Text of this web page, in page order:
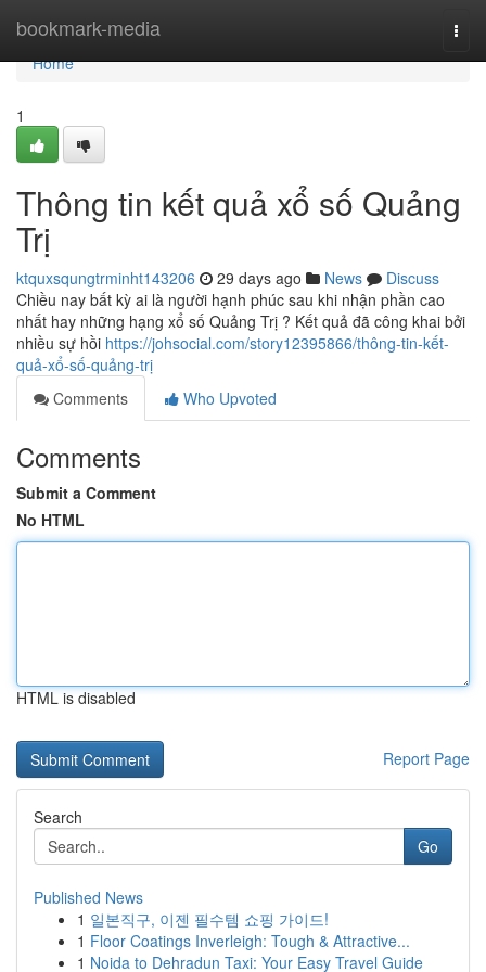
bookmark-media
Home
Home
1
Thông tin kết quả xổ số Quảng
Trị
ktquxsqungtrminht143206 29 days ago News
Discuss
Chiều nay bất kỳ ai là người hạnh phúc sau khi nhận phần cao
nhất hay những hạng xổ số Quảng Trị ? Kết quả đã công khai bởi
nhiều sự hồi https://johsocial.com/story12395866/thông-tin-kết-
quả-xổ-số-quảng-trị
Comments
Who Upvoted
Comments
Submit a Comment
No HTML
HTML is disabled
Report Page
Search
Go
Published News
1 일본직구, 이젠 필수템 쇼핑 가이드!
1 Floor Coatings Inverleigh: Tough & Attractive...
1 Noida to Dehradun Taxi: Your Easy Travel Guide